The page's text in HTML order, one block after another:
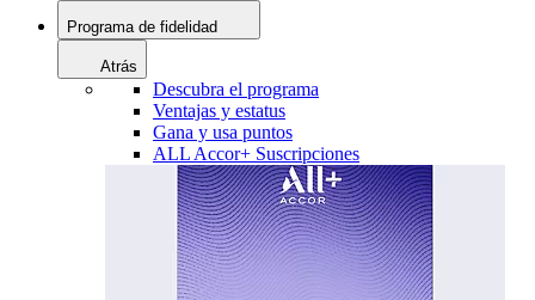
Programa de fidelidad
Atrás
Descubra el programa
Ventajas y estatus
Gana y usa puntos
ALL Accor+ Suscripciones